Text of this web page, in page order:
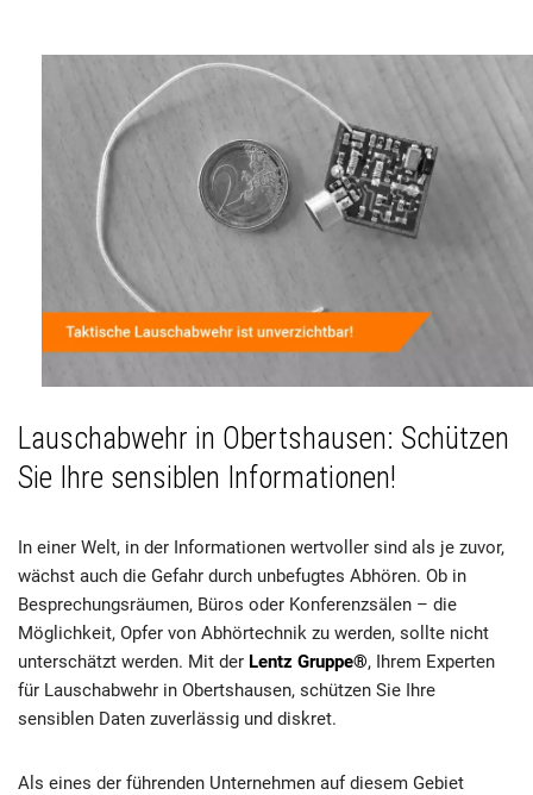
Lauschabwehr in Obertshausen: Schützen
Sie Ihre sensiblen Informationen!
In einer Welt, in der Informationen wertvoller sind als je zuvor,
wächst auch die Gefahr durch unbefugtes Abhören. Ob in
Besprechungsräumen, Büros oder Konferenzsälen – die
Möglichkeit, Opfer von Abhörtechnik zu werden, sollte nicht
unterschätzt werden. Mit der Lentz Gruppe®, Ihrem Experten
für Lauschabwehr in Obertshausen, schützen Sie Ihre
sensiblen Daten zuverlässig und diskret.
Als eines der führenden Unternehmen auf diesem Gebiet